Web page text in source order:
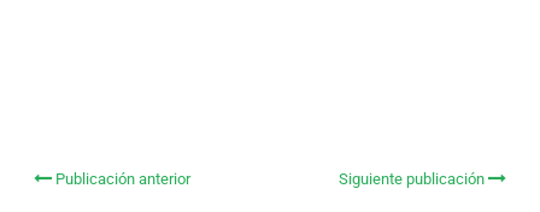
Publicación anterior Siguiente publicación